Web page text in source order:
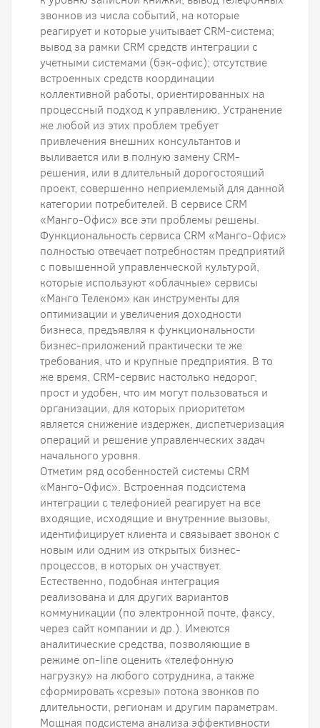
звонков из числа событий, на которые
реагирует и которые учитывает CRM-система;
вывод за рамки CRM средств интеграции с
учетными системами (бэк-офис); отсутствие
встроенных средств координации
коллективной работы, ориентированных на
процессный подход к управлению. Устранение
же любой из этих проблем требует
привлечения внешних консультантов и
выливается или в полную замену CRM-
решения, или в длительный дорогостоящий
проект, совершенно неприемлемый для данной
категории потребителей. В сервисе CRM
«Манго-Офис» все эти проблемы решены.
Функциональность сервиса CRM «Манго-Офис»
полностью отвечает потребностям предприятий
с повышенной управленческой культурой,
которые используют «облачные» сервисы
«Манго Телеком» как инструменты для
оптимизации и увеличения доходности
бизнеса, предъявляя к функциональности
бизнес-приложений практически те же
требования, что и крупные предприятия. В то
же время, CRM-сервис настолько недорог,
прост и удобен, что им могут пользоваться и
организации, для которых приоритетом
является снижение издержек, диспетчеризация
операций и решение управленческих задач
начального уровня.
Отметим ряд особенностей системы CRM
«Манго-Офис». Встроенная подсистема
интеграции с телефонией реагирует на все
входящие, исходящие и внутренние вызовы,
идентифицирует клиента и связывает звонок с
новым или одним из открытых бизнес-
процессов, в которых он участвует.
Естественно, подобная интеграция
реализована и для других вариантов
коммуникации (по электронной почте, факсу,
через сайт компании и др.). Имеются
аналитические средства, позволяющие в
режиме on-line оценить «телефонную
нагрузку» на любого сотрудника, а также
сформировать «срезы» потока звонков по
длительности, регионам и другим параметрам.
Мощная подсистема анализа эффективности